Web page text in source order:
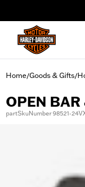
Home/Goods & Gifts/
OPEN
partSkuNumber 98521-